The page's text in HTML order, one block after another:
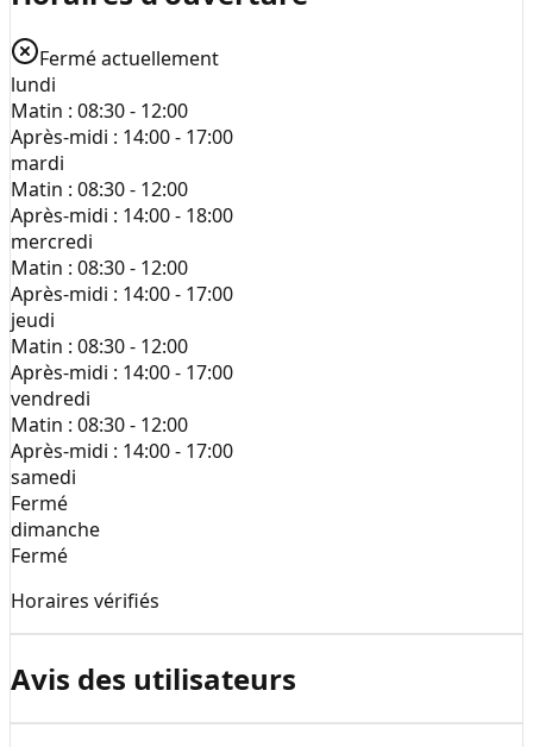
Fermé actuellement
lundi
Matin : 08:30 - 12:00
Après-midi : 14:00 - 17:00
mardi
Matin : 08:30 - 12:00
Après-midi : 14:00 - 18:00
mercredi
Matin : 08:30 - 12:00
Après-midi : 14:00 - 17:00
jeudi
Matin : 08:30 - 12:00
Après-midi : 14:00 - 17:00
vendredi
Matin : 08:30 - 12:00
Après-midi : 14:00 - 17:00
samedi
Fermé
dimanche
Fermé
Horaires vérifiés
Avis des utilisateurs